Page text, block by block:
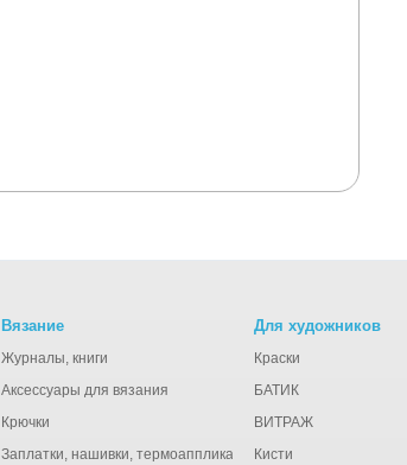
Вязание
Журналы, книги
Аксессуары для вязания
Крючки
Заплатки, нашивки, термоаппликации
Для художников
Краски
БАТИК
ВИТРАЖ
Кисти